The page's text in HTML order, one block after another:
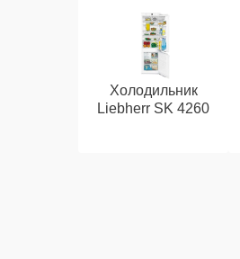
Холодильник
Liebherr SK 4260